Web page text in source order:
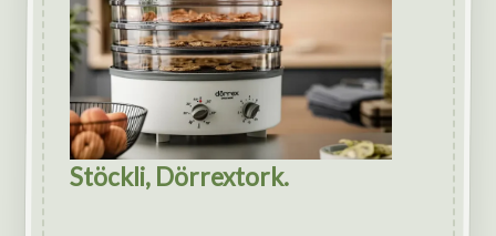
Stöckli, Dörrextork.